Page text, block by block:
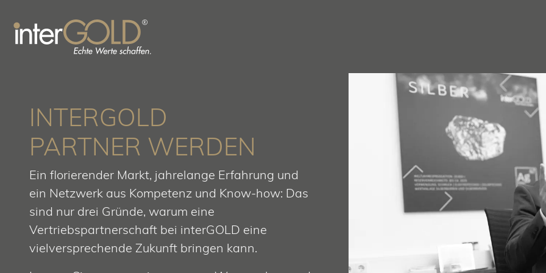
INTERGOLD
PARTNER WERDEN
Ein florierender Markt, jahrelange Erfahrung und
ein Netzwerk aus Kompetenz und Know-how: Das
sind nur drei Gründe, warum eine
Vertriebspartnerschaft bei interGOLD eine
vielversprechende Zukunft bringen kann.